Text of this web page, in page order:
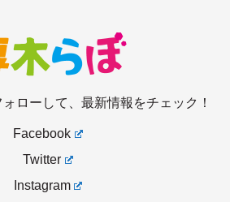
ローして、最新情報をチェック！
Facebook
Twitter
Instagram